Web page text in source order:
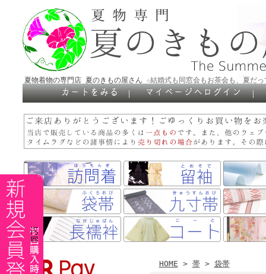
夏物着物の専門店 夏のきもの屋さん ☆結婚式も同窓会もお茶会も、夏だ
｜ ｜
HOME > 帯> 袋帯